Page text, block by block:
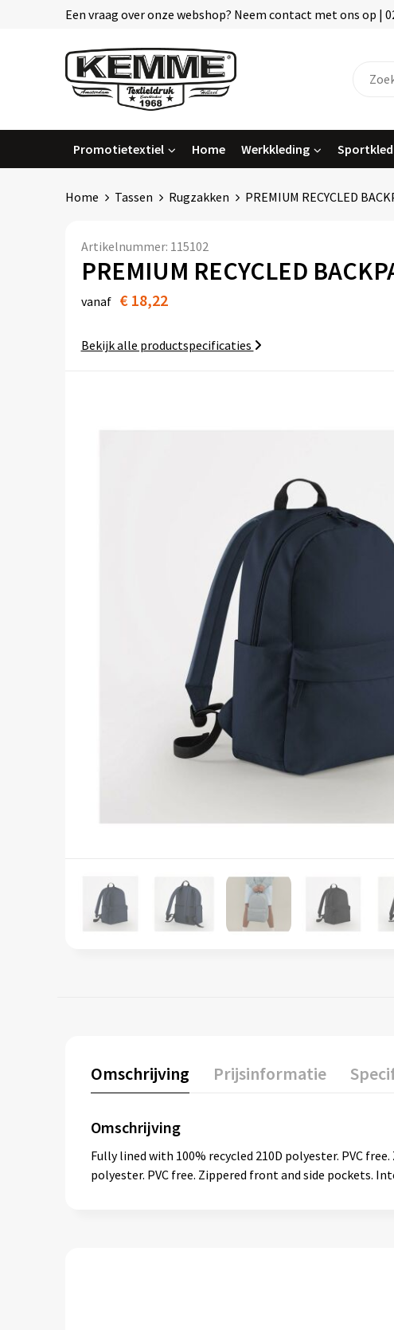
Een vraag over onze webshop? Neem contact met ons op |
Promotietextiel Home Werkkleding
Home Tassen Rugzakken PREMIUM RECYCLED
Artikelnummer: 115102
PREMIUM RECYCLED
vanaf € 18,22
Bekijk alle productspecificaties
Omschrijving Prijsinformatie
Omschrijving
Fully lined with 100% recycled 210D polyester. PVC
polyester. PVC free. Zippered front and side pockets.